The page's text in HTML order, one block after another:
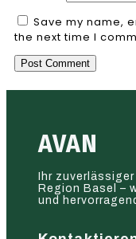
Save my name,
the next time I
AVAN
Ihr
Region Basel –
und